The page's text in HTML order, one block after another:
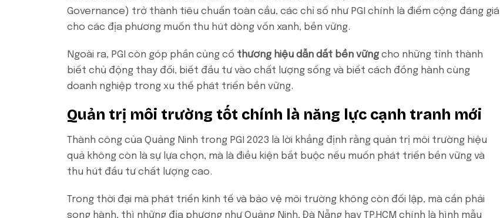
Governance) trở thành tiêu chuẩn toàn cầu, các chỉ số như PGI chính là điểm cộng đáng giá
cho các địa phương muốn thu hút dòng vốn xanh, bền vững.
Ngoài ra, PGI còn góp phần củng cố thương hiệu dẫn dắt bền vững cho những tỉnh thành
biết chủ động thay đổi, biết đầu tư vào chất lượng sống và biết cách đồng hành cùng
doanh nghiệp trong xu thế phát triển bền vững.
Quản trị môi trường tốt chính là năng lực cạnh tranh mới
Thành công của Quảng Ninh trong PGI 2023 là lời khẳng định rằng quản trị môi trường hiệu
quả không còn là sự lựa chọn, mà là điều kiện bắt buộc nếu muốn phát triển bền vững và
thu hút đầu tư chất lượng cao.
Trong thời đại mà phát triển kinh tế và bảo vệ môi trường không còn đối lập, mà cần phải
song hành, thì những địa phương như Quảng Ninh, Đà Nẵng hay TP.HCM chính là hình mẫu